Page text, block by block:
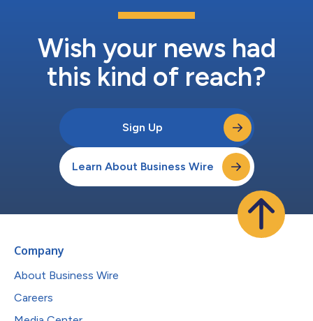
Wish your news had
this kind of reach?
Sign Up
Learn About Business Wire
Company
About Business Wire
Careers